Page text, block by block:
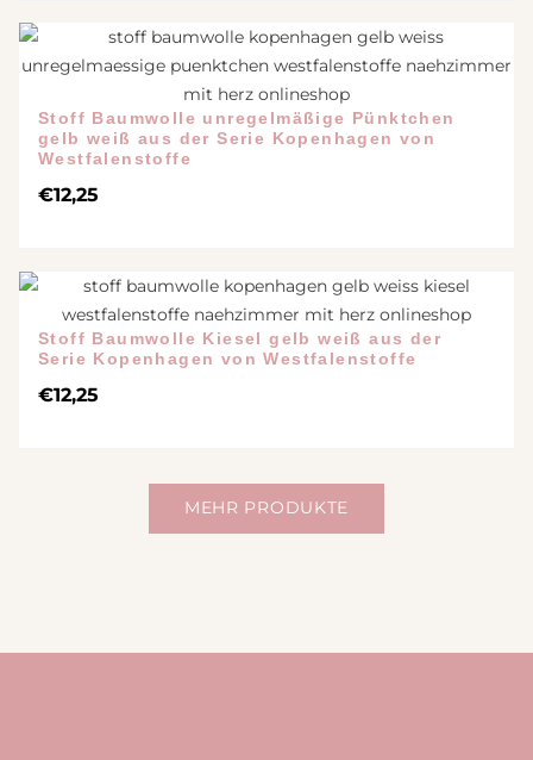
Stoff Baumwolle unregelmäßige Pünktchen
gelb weiß aus der Serie Kopenhagen von
Westfalenstoffe
€12,25
Stoff Baumwolle Kiesel gelb weiß aus der
Serie Kopenhagen von Westfalenstoffe
€12,25
MEHR PRODUKTE